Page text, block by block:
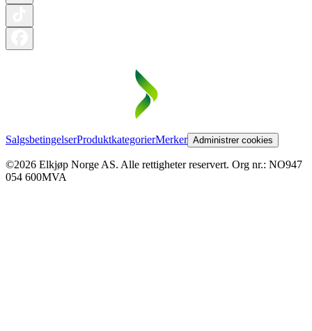
SalgsbetingelserProduktkategorierMerker Administrer cookies
©2026 Elkjøp Norge AS. Alle rettigheter reservert. Org nr.: NO947
054 600MVA